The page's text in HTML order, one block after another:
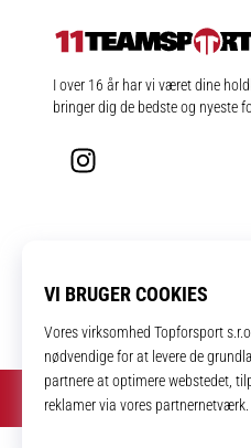
11teamsports.dk
I over 16 år har vi været dine
bringer dig de bedste og nyeste
Instagram